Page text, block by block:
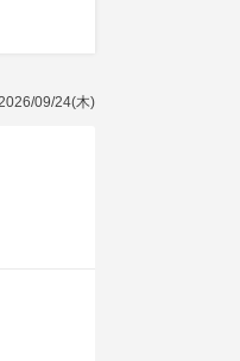
09/24(木)